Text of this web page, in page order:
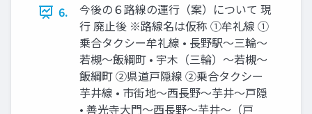
6.
今後の６路線の運行（案）について 現
行 廃止後 ※路線名は仮称 ①牟礼線 ①
乗合タクシー牟礼線 • ⾧野駅～三輪～
若槻～飯綱町 • 宇木（三輪）～若槻～
飯綱町 ②県道戸隠線 ②乗合タクシー
芋井線 • 市街地～西⾧野～芋井～戸隠
• 善光寺大門～西⾧野～芋井～（戸